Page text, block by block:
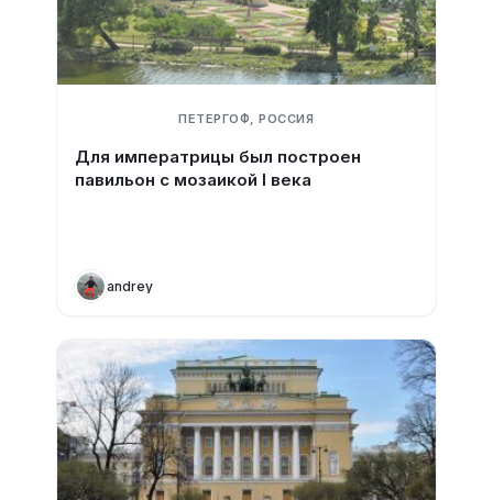
ПЕТЕРГОФ, РОССИЯ
Для императрицы был построен
павильон с мозаикой I века
andrey